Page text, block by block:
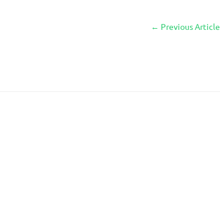
← Previous Article